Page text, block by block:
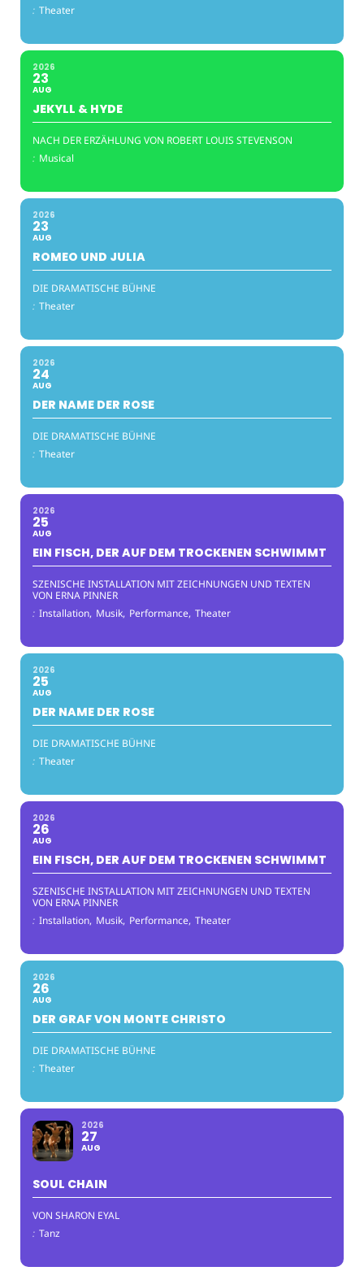
: Theater
2026
23
AUG
JEKYLL & HYDE
NACH DER ERZÄHLUNG VON ROBERT LOUIS STEVENSON
: Musical
2026
23
AUG
ROMEO UND JULIA
DIE DRAMATISCHE BÜHNE
: Theater
2026
24
AUG
DER NAME DER ROSE
DIE DRAMATISCHE BÜHNE
: Theater
2026
25
AUG
EIN FISCH, DER AUF DEM TROCKENEN SCHWIMMT
SZENISCHE INSTALLATION MIT ZEICHNUNGEN UND TEXTEN
VON ERNA PINNER
: Installation, Musik, Performance, Theater
2026
25
AUG
DER NAME DER ROSE
DIE DRAMATISCHE BÜHNE
: Theater
2026
26
AUG
EIN FISCH, DER AUF DEM TROCKENEN SCHWIMMT
SZENISCHE INSTALLATION MIT ZEICHNUNGEN UND TEXTEN
VON ERNA PINNER
: Installation, Musik, Performance, Theater
2026
26
AUG
DER GRAF VON MONTE CHRISTO
DIE DRAMATISCHE BÜHNE
: Theater
2026
27
AUG
SOUL CHAIN
VON SHARON EYAL
: Tanz